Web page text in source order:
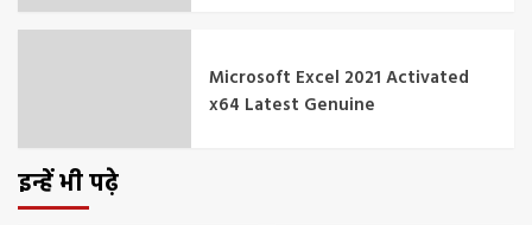
Microsoft Excel 2021 Activated
x64 Latest Genuine
इन्हें भी पढ़े